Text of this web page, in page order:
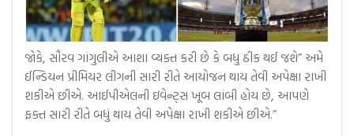
જોકે, સૌરવ ગાંગુલીએ આશા વ્યક્ત કરી છે કે બધુ ઠીક થઈ જશે” અમે
ઈન્ડિયન પ્રીમિયર લીગની સારી રીતે આયોજન થાય તેવી અપેક્ષા રાખી
શકીએ છીએ. આઈપીએલની ઇવેન્ટ્સ ખૂબ લાંબી હોય છે, આપણે
ફક્ત સારી રીતે બધું થાય તેવી અપેક્ષા રાખી શકીએ છીએ.”